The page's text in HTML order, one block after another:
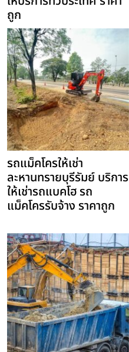
ถูก
รถแม็คโครให้เช่า
ละหานทรายบุรีรัมย์ บริการ
ให้เช่ารถแบคโฮ รถ
แม็คโครรับจ้าง ราคาถูก